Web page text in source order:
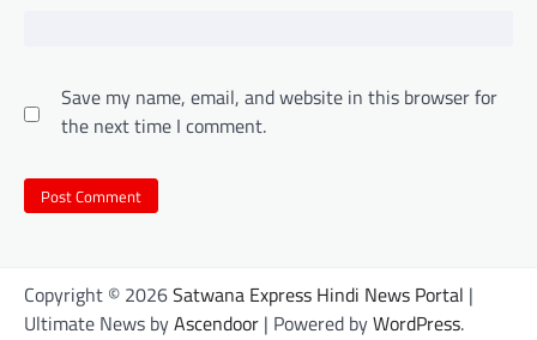
Save my name, email, and website in this browser for
the next time I comment.
Copyright © 2026Satwana Express Hindi News Portal |
Ultimate News byAscendoor | Powered byWordPress.